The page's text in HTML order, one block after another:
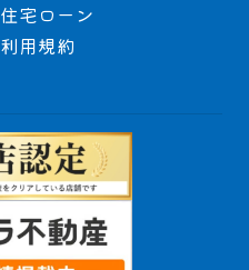
住宅ローン
利用規約